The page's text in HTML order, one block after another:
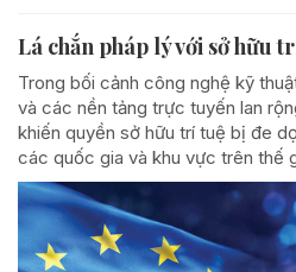
Lá chắn pháp lý với sở hữu
Trong bối cảnh công nghệ kỹ
và các nền tảng trực tuyến lan
khiến quyền sở hữu trí tuệ bị đe
các quốc gia và khu vực trên thế